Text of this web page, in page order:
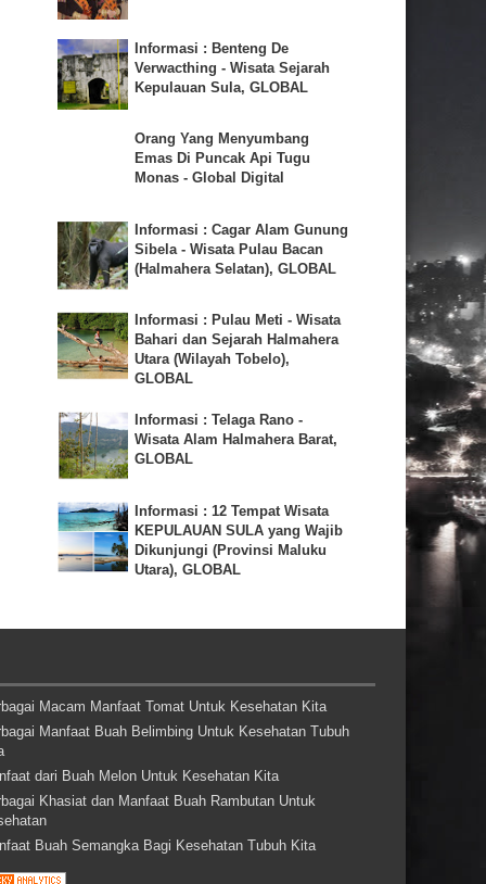
Informasi : Benteng De
Verwacthing - Wisata Sejarah
Kepulauan Sula, GLOBAL
Orang Yang Menyumbang
Emas Di Puncak Api Tugu
Monas - Global Digital
Informasi : Cagar Alam Gunung
Sibela - Wisata Pulau Bacan
(Halmahera Selatan), GLOBAL
Informasi : Pulau Meti - Wisata
Bahari dan Sejarah Halmahera
Utara (Wilayah Tobelo),
GLOBAL
Informasi : Telaga Rano -
Wisata Alam Halmahera Barat,
GLOBAL
Informasi : 12 Tempat Wisata
KEPULAUAN SULA yang Wajib
Dikunjungi (Provinsi Maluku
Utara), GLOBAL
Macam Manfaat Tomat Untuk Kesehatan Kita
Manfaat Buah Belimbing Untuk Kesehatan Tubuh
dari Buah Melon Untuk Kesehatan Kita
Khasiat dan Manfaat Buah Rambutan Untuk
Buah Semangka Bagi Kesehatan Tubuh Kita